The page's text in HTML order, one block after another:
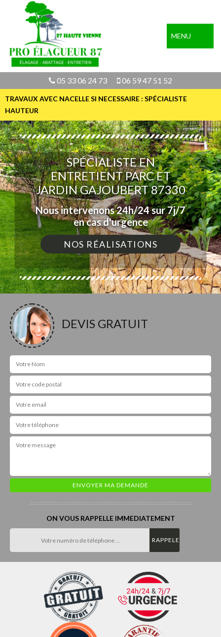
MENU
05 33 06 24 73 06 59 47 51 52
TRAVAUX AVEC NACELLE SI NECESSAIRE : SPÉCIALISTE
HAUTEUR
SPÉCIALISTE EN
ENTRETIENT PARC ET
JARDIN GAJOUBERT 87330
Nous intervenons 24h/24 sur 7j/7
en cas d'urgence
NOS RÉALISATIONS
DEVIS GRATUIT
ON VOUS RAPPELLE IMMEDIATEMENT